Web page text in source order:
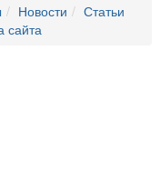
Новости
Статьи
сайта